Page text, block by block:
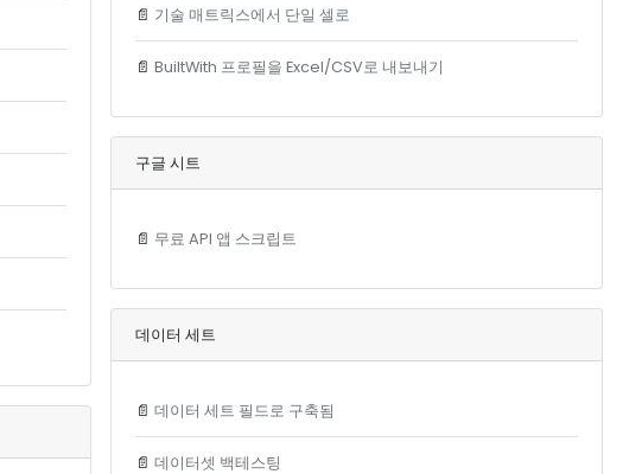
📄 기술 매트릭스에서 단일 셀로
📄 BuiltWith 프로필을 Excel/CSV로 내보내기
구글 시트
📄 무료 API 앱 스크립트
데이터 세트
📄 데이터 세트 필드로 구축됨
📄 데이터셋 백테스팅